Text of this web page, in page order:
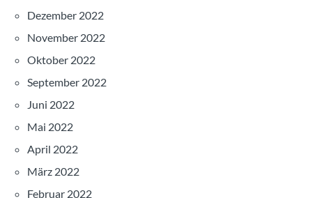
Dezember 2022
November 2022
Oktober 2022
September 2022
Juni 2022
Mai 2022
April 2022
März 2022
Februar 2022